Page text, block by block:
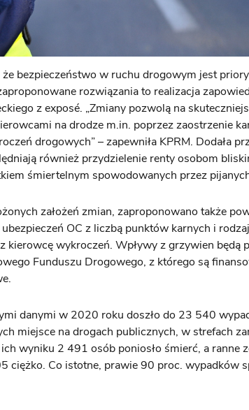
że bezpieczeństwo w ruchu drogowym jest
rozwiązania to realizacja
z exposé. „Zmiany pozwolą na
na drodze m.in. poprzez zaostrzenie
drogowych” – zapewniła KPRM. Dodała
również przydzielenie renty osobom
śmiertelnym spowodowanych przez
założeń zmian, zaproponowano także
OC z liczbą punktów karnych i
kierowcę wykroczeń. Wpływy z grzywien będą
Funduszu Drogowego, z którego są
danymi w 2020 roku doszło do 23 540
miejsce na drogach publicznych, w strefach
wyniku 2 491 osób poniosło śmierć, a ranne
ciężko. Co istotne, prawie 90 proc. wypadków